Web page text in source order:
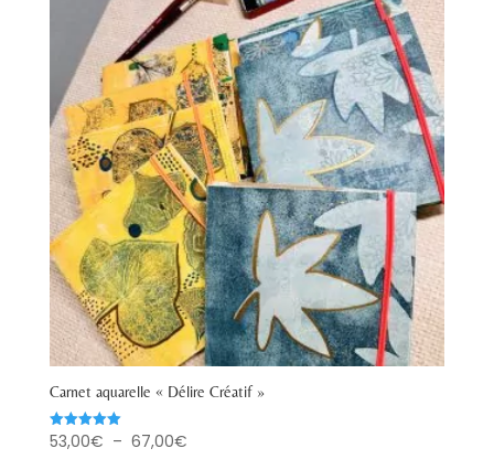
Carnet aquarelle « Délire Créatif »
Note
5.00
53,00€ – 67,00€Plage